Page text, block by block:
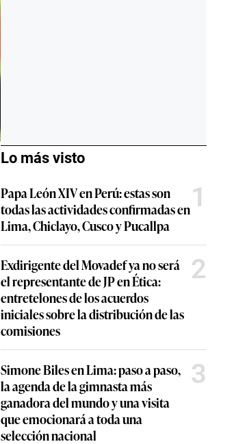
Lo más visto
Papa León XIV en Perú: estas son
todas las actividades confirmadas en
Lima, Chiclayo, Cusco y Pucallpa
1
Exdirigente del Movadef ya no será
el representante de JP en Ética:
entretelones de los acuerdos
iniciales sobre la distribución de las
comisiones
2
Simone Biles en Lima: paso a paso,
la agenda de la gimnasta más
ganadora del mundo y una visita
que emocionará a toda una
selección nacional
3